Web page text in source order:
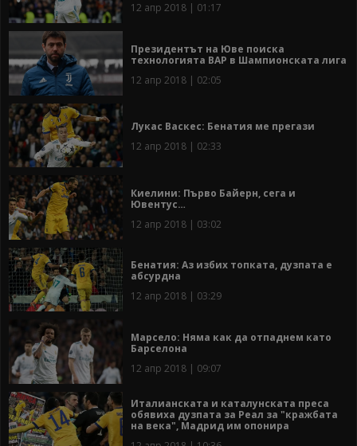
12 апр 2018 | 01:17
Президентът на Юве поиска
технологията ВАР в Шампионската лига
12 апр 2018 | 02:05
Лукас Васкес: Бенатия ме прегази
12 апр 2018 | 02:33
Киелини: Първо Байерн, сега и
Ювентус…
12 апр 2018 | 03:02
Бенатия: Аз избих топката, дузпата е
абсурдна
12 апр 2018 | 03:29
Марсело: Няма как да отпаднем като
Барселона
12 апр 2018 | 09:07
Италианската и каталунската преса
обявиха дузпата за Реал за "кражбата
на века", Мадрид им опонира